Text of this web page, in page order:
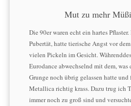
Mut zu mehr
Die 90er waren echt ein hartes
Pubertät, hatte tierische Angst vor
vielen Pickeln im Gesicht.
Eurodance abwechselnd mit dem, was
Grunge noch übrig gelassen hatte und
Metallica richtig krass. Dazu trug ich
immer noch zu groß sind und